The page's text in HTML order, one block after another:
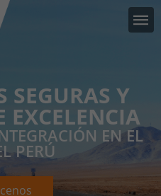
SEGURAS Y
EXCELENCIA
EN EL
PERÚ